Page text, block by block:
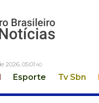
2026, 05:01:40
Esporte Tv Sbn